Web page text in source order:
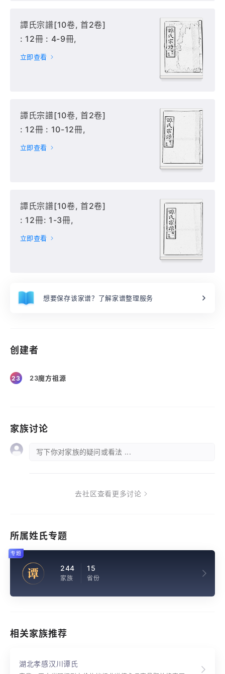
譚氏宗譜[10卷, 首2卷]
: 12冊 : 4-9冊,
立即查看
譚氏宗譜[10卷, 首2卷]
: 12冊 : 10-12冊,
立即查看
譚氏宗譜[10卷, 首2卷]
: 12冊: 1-3冊,
立即查看
想要保存该家谱？了解家谱整理服务
创建者
23 23魔方祖源
家族讨论
写下你对家族的疑问或看法 ...
去社区查看更多讨论
所属姓氏专题
谭 244
家族
15
省份
专题
相关家族推荐
湖北孝感汉川谭氏